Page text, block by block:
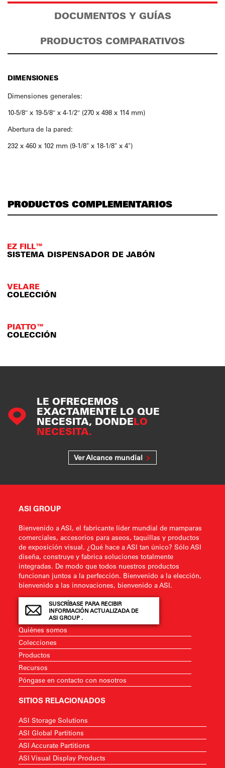
DOCUMENTOS Y GUÍAS
PRODUCTOS COMPARATIVOS
DIMENSIONES
Dimensiones generales:
10-5/8″ x 19-5/8″ x 4-1/2″ (270 x 498 x 114 mm)
Abertura de la pared:
232 x 460 x 102 mm (9-1/8" x 18-1/8" x 4")
PRODUCTOS COMPLEMENTARIOS
EZ FILL™
SISTEMA DISPENSADOR DE JABÓN
VELARE
COLECCIÓN
PIATTO™
COLECCIÓN
LE OFRECEMOS
EXACTAMENTE LO QUE
NECESITA, DONDELO
NECESITA.
Ver Alcance mundial
ASI GROUP
Bienvenido a ASI, el fabricante líder mundial de mamparas
comerciales, accesorios para aseos, taquillas y productos
de exposición visual. ¿Qué hace a ASI tan único? Sólo ASI
diseña, construye y fabrica soluciones totalmente
integradas. De modo que todos nuestros productos
funcionan juntos a la perfección. Bienvenido a la elección,
bienvenido a las innovaciones, bienvenido a ASI.
SUSCRÍBASE PARA RECIBIR
INFORMACIÓN ACTUALIZADA DE
ASI GROUP .
Quiénes somos
Colecciones
Productos
Recursos
Póngase en contacto con nosotros
SITIOS RELACIONADOS
ASI Storage Solutions
ASI Global Partitions
ASI Accurate Partitions
ASI Visual Display Products